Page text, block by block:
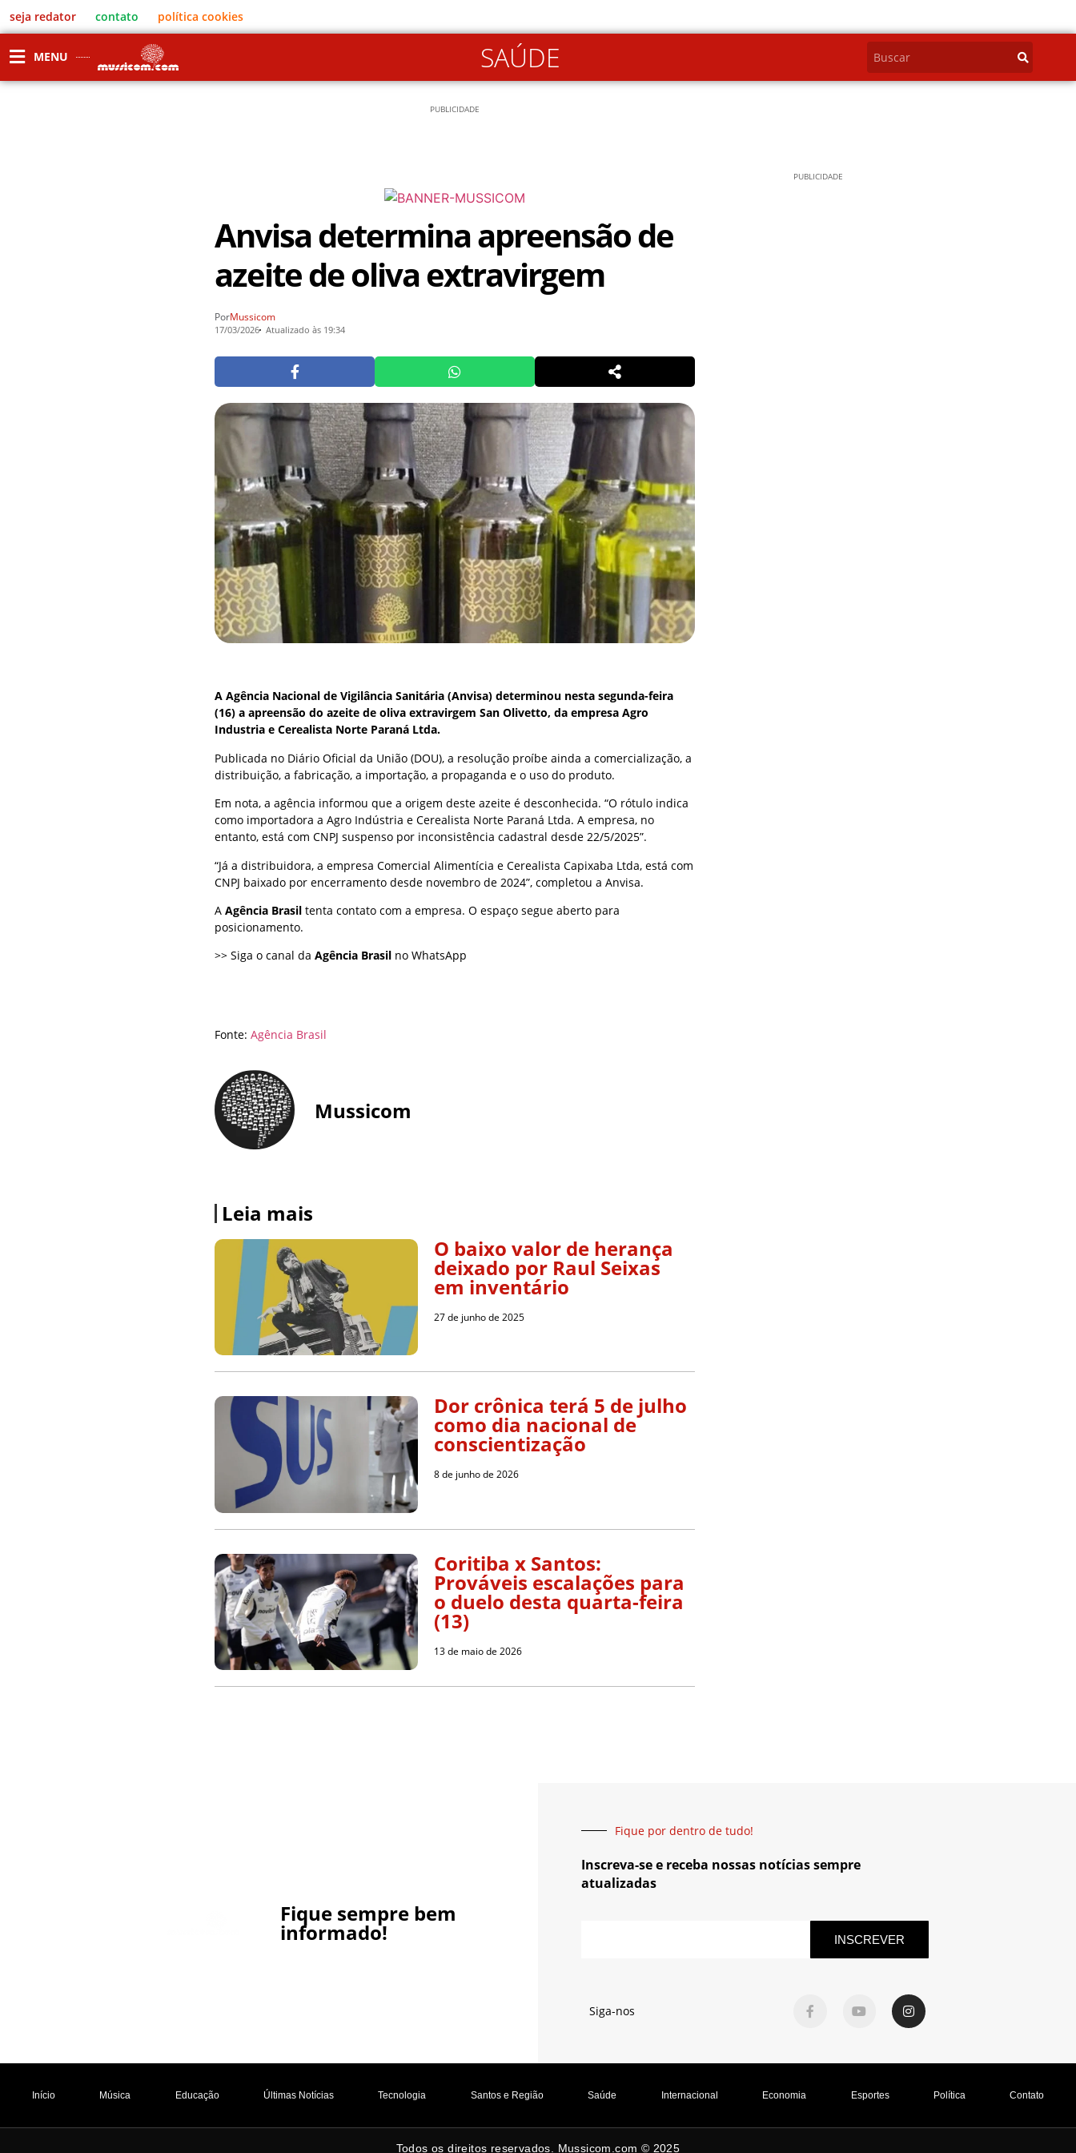
seja redator contato política cookies
MENU SAÚDE
PUBLICIDADE
Anvisa determina apreensão de
azeite de oliva extravirgem
PorMussicom
17/03/2026 Atualizado às 19:34
A Agência Nacional de Vigilância Sanitária (Anvisa) determinou nesta segunda-feira
(16) a apreensão do azeite de oliva extravirgem San Olivetto, da empresa Agro
Industria e Cerealista Norte Paraná Ltda.
Publicada no Diário Oficial da União (DOU), a resolução proíbe ainda a comercialização, a
distribuição, a fabricação, a importação, a propaganda e o uso do produto.
Em nota, a agência informou que a origem deste azeite é desconhecida. “O rótulo indica
como importadora a Agro Indústria e Cerealista Norte Paraná Ltda. A empresa, no
entanto, está com CNPJ suspenso por inconsistência cadastral desde 22/5/2025”.
“Já a distribuidora, a empresa Comercial Alimentícia e Cerealista Capixaba Ltda, está com
CNPJ baixado por encerramento desde novembro de 2024”, completou a Anvisa.
A Agência Brasil tenta contato com a empresa. O espaço segue aberto para
posicionamento.
>> Siga o canal da Agência Brasil no WhatsApp
Fonte: Agência Brasil
Mussicom
Leia mais
O baixo valor de herança
deixado por Raul Seixas
em inventário
27 de junho de 2025
Dor crônica terá 5 de julho
como dia nacional de
conscientização
8 de junho de 2026
Coritiba x Santos:
Prováveis escalações para
o duelo desta quarta-feira
(13)
13 de maio de 2026
PUBLICIDADE
Fique sempre bem
informado!
Fique por dentro de tudo!
Inscreva-se e receba nossas notícias sempre
atualizadas
INSCREVER
Siga-nos
Início Música Educação Últimas Notícias Tecnologia Santos e Região Saúde Internacional Economia Esportes Política Contato
Todos os direitos reservados. Mussicom.com © 2025